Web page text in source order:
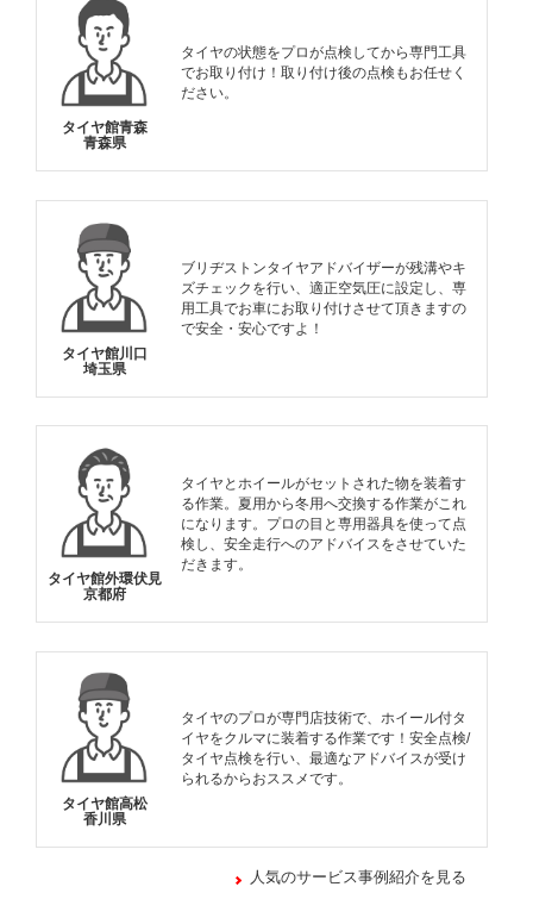
タイヤ館青森
青森県
タイヤの状態をプロが点検してから専門工具
でお取り付け！取り付け後の点検もお任せく
ださい。
タイヤ館川口
埼玉県
ブリヂストンタイヤアドバイザーが残溝やキ
ズチェックを行い、適正空気圧に設定し、専
用工具でお車にお取り付けさせて頂きますの
で安全・安心ですよ！
タイヤ館外環伏見
京都府
タイヤとホイールがセットされた物を装着す
る作業。夏用から冬用へ交換する作業がこれ
になります。プロの目と専用器具を使って点
検し、安全走行へのアドバイスをさせていた
だきます。
タイヤ館高松
香川県
タイヤのプロが専門店技術で、ホイール付タ
イヤをクルマに装着する作業です！安全点検/
タイヤ点検を行い、最適なアドバイスが受け
られるからおススメです。
人気のサービス事例紹介を見る